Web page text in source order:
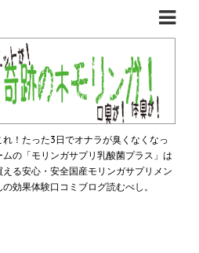
！たった3日でオナラが臭くなくなっ
の「モリンガサプリ乳酸菌プラス」は
る安心・安全国産モリンガサプリメン
効果体験口コミブログ読むべし。